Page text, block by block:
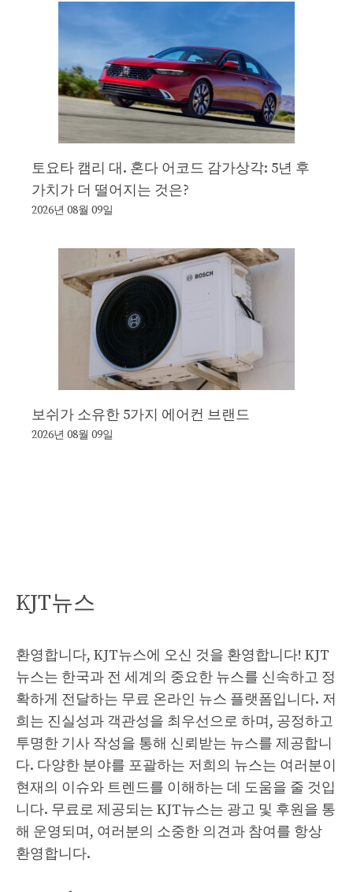
토요타 캠리 대. 혼다 어코드 감가상각: 5년 후
가치가 더 떨어지는 것은?
2026년 08월 09일
보쉬가 소유한 5가지 에어컨 브랜드
2026년 08월 09일
KJT뉴스
환영합니다, KJT뉴스에 오신 것을 환영합니다! KJT
뉴스는 한국과 전 세계의 중요한 뉴스를 신속하고 정
확하게 전달하는 무료 온라인 뉴스 플랫폼입니다. 저
희는 진실성과 객관성을 최우선으로 하며, 공정하고
투명한 기사 작성을 통해 신뢰받는 뉴스를 제공합니
다. 다양한 분야를 포괄하는 저희의 뉴스는 여러분이
현재의 이슈와 트렌드를 이해하는 데 도움을 줄 것입
니다. 무료로 제공되는 KJT뉴스는 광고 및 후원을 통
해 운영되며, 여러분의 소중한 의견과 참여를 항상
환영합니다.